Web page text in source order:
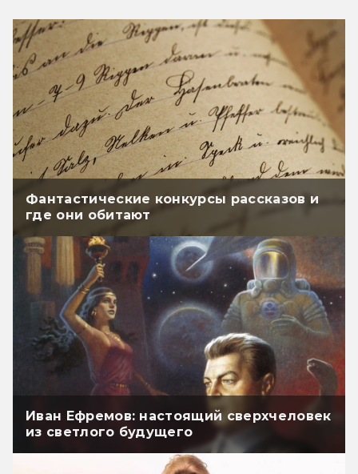
Фантастические конкурсы рассказов и
где они обитают
Иван Ефремов: настоящий сверхчеловек
из светлого будущего